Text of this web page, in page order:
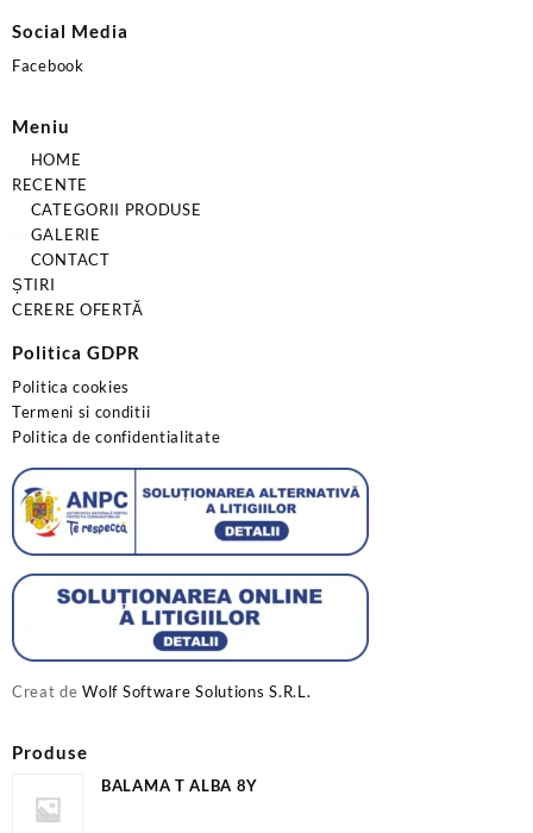
Social Media
Facebook
Meniu
HOME
RECENTE
CATEGORII PRODUSE
GALERIE
CONTACT
ȘTIRI
CERERE OFERTĂ
Politica GDPR
Politica cookies
Termeni si conditii
Politica de confidentialitate
Creat deWolf Software Solutions S.R.L.
Produse
BALAMA T ALBA 8Y